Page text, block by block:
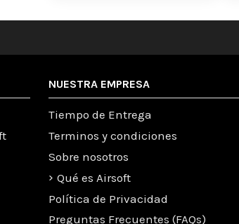
NUESTRA EMPRESA
Tiempo de Entrega
Terminos y condiciones
Sobre nosotros
Qué es Airsoft
Política de Privacidad
Preguntas Frecuentes (FAQs)